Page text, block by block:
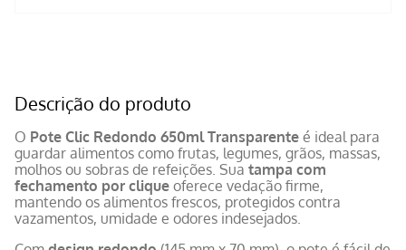
Descrição do produto
O Pote Clic Redondo 650ml Transparente é ideal para
guardar alimentos como frutas, legumes, grãos, massas,
molhos ou sobras de refeições. Sua tampa com
fechamento por clique oferece vedação firme,
mantendo os alimentos frescos, protegidos contra
vazamentos, umidade e odores indesejados.